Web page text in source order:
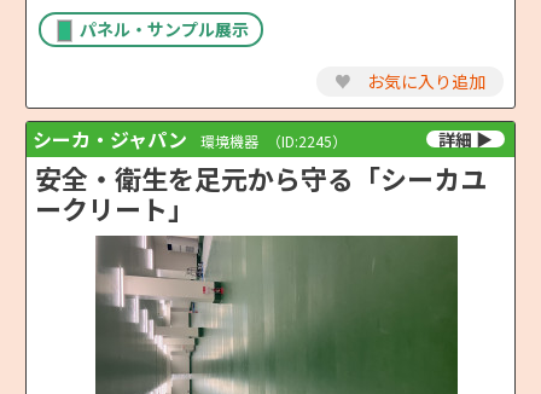
パネル・サンプル展示
♥ お気に入り追加
シーカ・ジャパン 環境機器 （ID:2245）
安全・衛生を足元から守る「シーカユ
ークリート」